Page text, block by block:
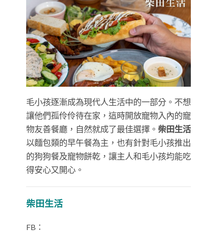
毛小孩逐漸成為現代人生活中的一部分。不想
讓他們孤伶伶待在家，這時開放寵物入內的寵
物友善餐廳，自然就成了最佳選擇。 柴田生活
以麵包類的早午餐為主，也有針對毛小孩推出
的狗狗餐及寵物餅乾，讓主人和毛小孩均能吃
得安心又開心。
柴田生活
FB：